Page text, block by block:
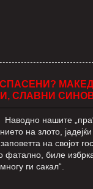
СЛАВНИ
нашите
на злото,
на својот
фатално, биле
ги сакал“.